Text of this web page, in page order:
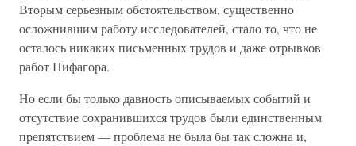
Вторым серьезным обстоятельством, существенно
осложнившим работу исследователей, стало то, что не
осталось никаких письменных трудов и даже отрывков
работ Пифагора.
Но если бы только давность описываемых событий и
отсутствие сохранившихся трудов были единственным
препятствием — проблема не была бы так сложна и,